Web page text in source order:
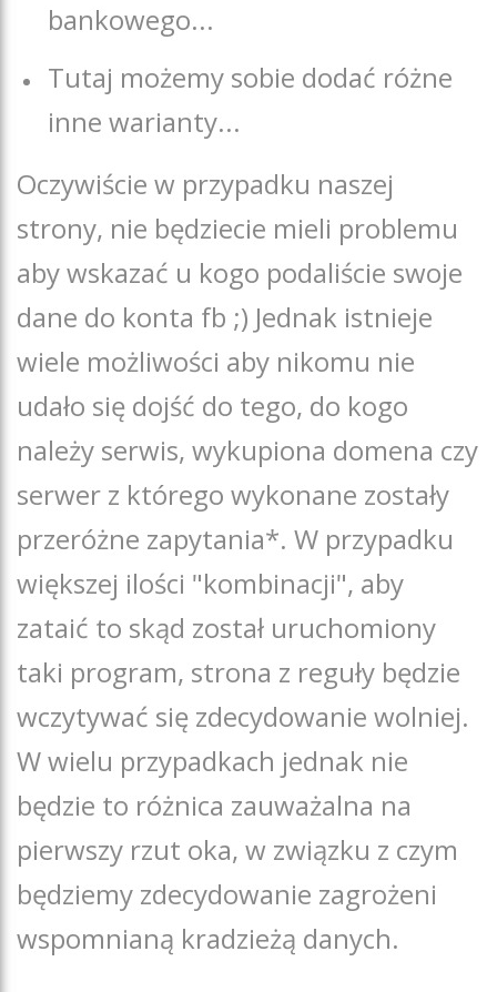
bankowego...
Tutaj możemy sobie dodać różne
inne warianty...
Oczywiście w przypadku naszej
strony, nie będziecie mieli problemu
aby wskazać u kogo podaliście swoje
dane do konta fb ;) Jednak istnieje
wiele możliwości aby nikomu nie
udało się dojść do tego, do kogo
należy serwis, wykupiona domena czy
serwer z którego wykonane zostały
przeróżne zapytania*. W przypadku
większej ilości "kombinacji", aby
zataić to skąd został uruchomiony
taki program, strona z reguły będzie
wczytywać się zdecydowanie wolniej.
W wielu przypadkach jednak nie
będzie to różnica zauważalna na
pierwszy rzut oka, w związku z czym
będziemy zdecydowanie zagrożeni
wspomnianą kradzieżą danych.